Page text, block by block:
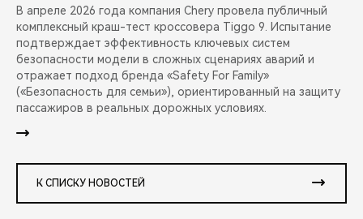
В апреле 2026 года компания Chery провела публичный
комплексный краш-тест кроссовера Tiggo 9. Испытание
подтверждает эффективность ключевых систем
безопасности модели в сложных сценариях аварий и
отражает подход бренда «Safety For Family»
(«Безопасность для семьи»), ориентированный на защиту
пассажиров в реальных дорожных условиях.
К СПИСКУ НОВОСТЕЙ